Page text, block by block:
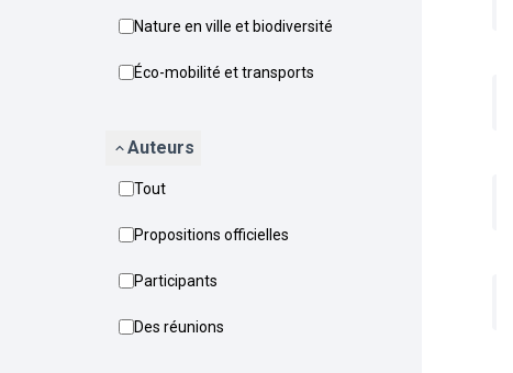
Nature en ville et biodiversité
Éco-mobilité et transports
Auteurs
Tout
Propositions officielles
Participants
Des réunions